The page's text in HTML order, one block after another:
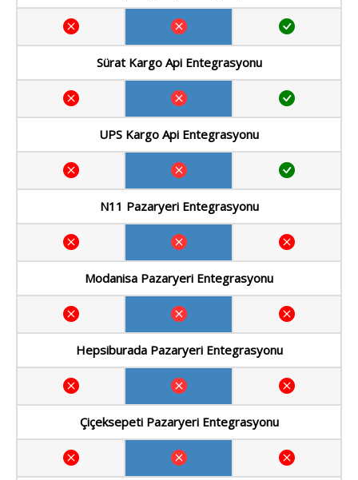
Sürat Kargo Api Entegrasyonu
UPS Kargo Api Entegrasyonu
N11 Pazaryeri Entegrasyonu
Modanisa Pazaryeri Entegrasyonu
Hepsiburada Pazaryeri Entegrasyonu
Çiçeksepeti Pazaryeri Entegrasyonu